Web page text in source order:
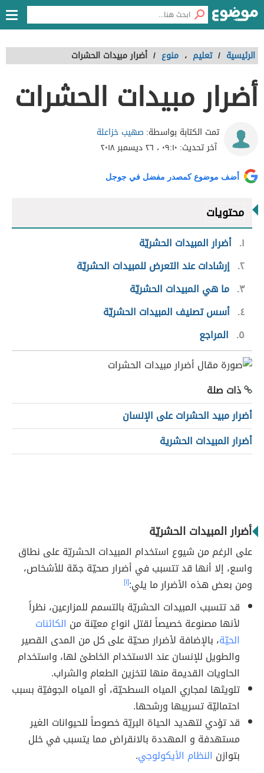
الرئيسية / تعليم ، منوع / أضرار مبيدات الحشرات
أضرار مبيدات الحشرات
تمت الكتابة بواسطة: صهيب خزاعلة
آخر تحديث: ٠٩:١٠ ، ٢٦ ديسمبر ٢٠١٨
أضف موضوع كمصدر مفضل في جوجل
محتويات
١ أضرار المبيدات الحشريّة
٢ إرشادات عند التعرض للمبيدات الحشريّة
٣ ما هي المبيدات الحشريّة
٤ أسس تصنيف المبيدات الحشريّة
٥
المراجع
ذات صلة
أضرار مبيد الحشرات على الإنسان
أضرار المبيدات الحشرية
أضرار المبيدات الحشريّة
على الرغم من شيوع استخدام المبيدات الحشريّة على نطاق
واسع، إلا أنها قد تتسبب في أضرار صحيّة جمّة للأشخاص،
ومن بعض هذه الأضرار ما يلي:[١]
قد تتسبب المبيدات الحشريّة بالتسمم للمزارعين، نظراً
لأنها مصنوعة خصيصاً لقتل انواع معيّنة من الكائنات
الحيّة، بالإضافة لأضرار صحيّة على كل من المدى القصير
والطويل للإنسان عند الاستخدام الخاطئ لها، واستخدام
الحاويات القديمة منها لتخزين الطعام والشراب.
تلويثها لمجاري المياه السطحيّة، أو المياه الجوفيّة بسبب
احتماليّة تسريبها ورشحها.
قد تؤدي لتهديد الحياة البريّة خصوصاً للحيوانات الغير
مستهدفة و المهددة بالانقراض مما يتسبب في خلل
بتوازن النظام الأيكولوجي.